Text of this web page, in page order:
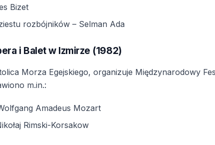
Bizet
rozbójników – Selman Ada
i Balet w Izmirze (1982)
Morza Egejskiego, organizuje Międzynarodowy
m.in.:
Amadeus Mozart
Rimski-Korsakow